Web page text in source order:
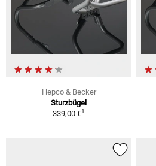
Hepco & Becker
Sturzbügel
339,00 €1